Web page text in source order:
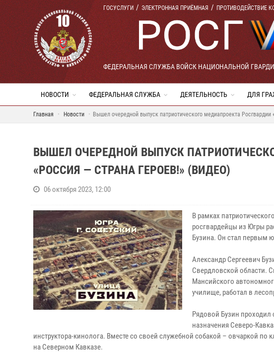
ГОСУСЛУГИ ЭЛЕКТРОННАЯ ПРИЁМНАЯ ПРОТИВОДЕЙСТВИЕ
ФЕДЕРАЛЬНАЯ СЛУЖБА ВОЙСК НАЦИОНАЛЬНОЙ
НОВОСТИ ФЕДЕРАЛЬНАЯ СЛУЖБА ДЕЯТЕЛЬНОСТЬ ДЛЯ
Главная Новости Вышел очередной выпуск патриотического медиапроекта Росгвардии
ВЫШЕЛ ОЧЕРЕДНОЙ ВЫПУСК
«РОССИЯ — СТРАНА ГЕРОЕВ!» (ВИДЕО)
06 октября 2023, 12:00
В рамках
росгвардейцы из Югры
Бузина. Он стал первым
Александр Сергеевич
Свердловской области.
Мансийского
училище, работал в
Рядовой Бузин проходил
назначения Северо-
инструктора-кинолога. Вместе со своей служебной собакой – овчаркой
на Северном Кавказе.